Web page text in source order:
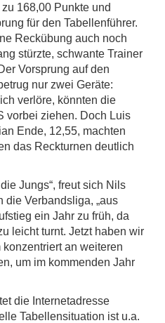
168,00 Punkte und
für den Tabellenführer.
Reckübung auch noch
stürzte, schwante Trainer
Vorsprung auf den
nur zwei Geräte:
verlöre, könnten die
vorbei ziehen. Doch Luis
Ende, 12,55, machten
das Reckturnen deutlich
Jungs“, freut sich Nils
die Verbandsliga, „aus
ein Jahr zu früh, da
leicht turnt. Jetzt haben wir
an weiteren
um im kommenden Jahr
die Internetadresse
Tabellensituation ist u.a.